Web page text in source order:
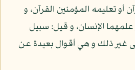
أو تعليمه المؤمنين القرآن، و
علمهما الإنسان، و قيل: سبيل
غير ذلك و هي أقوال بعيدة عن